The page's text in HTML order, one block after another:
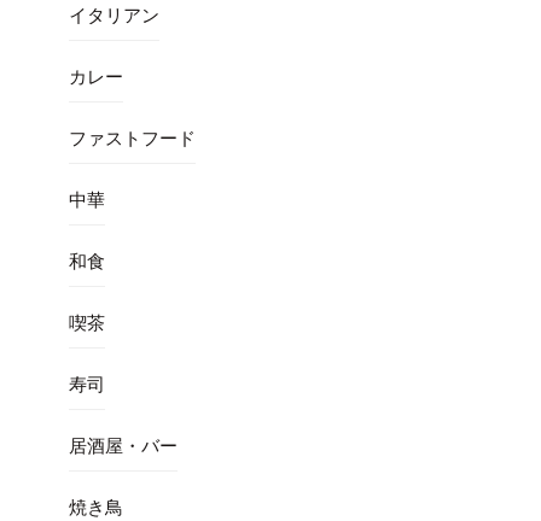
イタリアン
カレー
ファストフード
中華
和食
喫茶
寿司
居酒屋・バー
焼き鳥